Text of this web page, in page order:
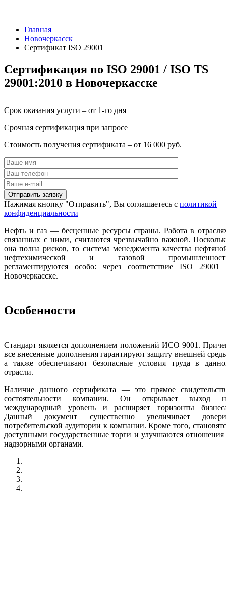
Главная
Новочеркасск
Сертификат ISO 29001
Сертификация по ISO 29001 / ISO TS
29001:2010 в Новочеркасске
Срок оказания услуги – от 1-го дня
Срочная сертификация при запросе
Стоимость получения сертификата – от 16 000 руб.
Нажимая кнопку "Отправить", Вы соглашаетесь с политикой
конфиденциальности
Нефть и газ — бесценные ресурсы страны. Работа в
связанных с ними, считаются чрезвычайно важной.
она полна рисков, то система менеджмента качества
нефтехимической и газовой
регламентируются особо: через соответствие ISO 29001
Новочеркасске.
Особенности
Стандарт является дополнением положений ИСО 9001.
все внесенные дополнения гарантируют защиту внешней
а также обеспечивают безопасные условия труда в
отрасли.
Наличие данного сертификата — это прямое
состоятельности компании. Он открывает выход
международный уровень и расширяет горизонты
Данный документ существенно увеличивает
потребительской аудитории к компании. Кроме того,
доступными государственные торги и улучшаются отношения
надзорными органами.